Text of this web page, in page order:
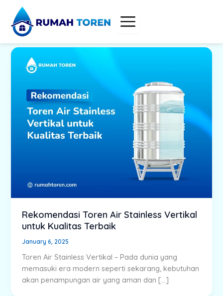
content
Rekomendasi Toren Air Stainless Vertikal
untuk Kualitas Terbaik
January 6, 2025
Toren Air Stainless Vertikal – Pada dunia yang
memasuki era modern seperti sekarang, kebutuhan
akan penampungan air yang aman dan […]